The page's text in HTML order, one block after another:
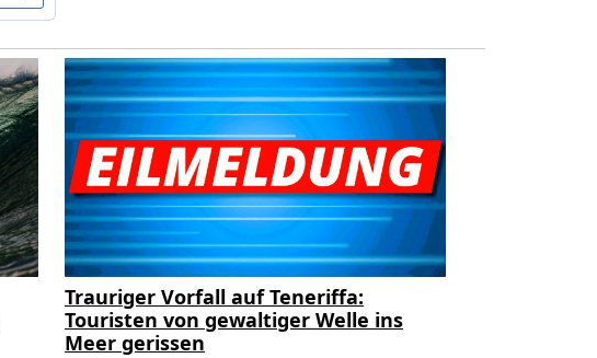
Trauriger Vorfall auf Teneriffa:
Touristen von gewaltiger Welle ins
Meer gerissen